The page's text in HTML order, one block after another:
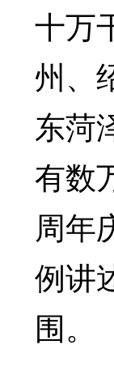
十万
州、
东菏
有数
周年
例讲
围。